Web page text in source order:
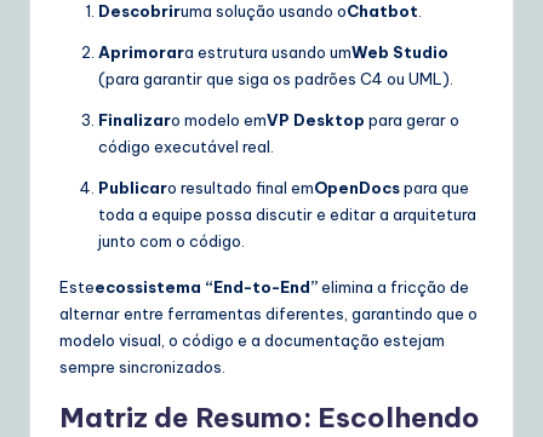
Descobriruma solução usando oChatbot.
Aprimorara estrutura usando umWeb Studio
(para garantir que siga os padrões C4 ou UML).
Finalizaro modelo emVP Desktop para gerar o
código executável real.
Publicaro resultado final emOpenDocspara que
toda a equipe possa discutir e editar a arquitetura
junto com o código.
Esteecossistema “End-to-End”elimina a fricção de
alternar entre ferramentas diferentes, garantindo que o
modelo visual, o código e a documentação estejam
sempre sincronizados.
Matriz de Resumo: Escolhendo